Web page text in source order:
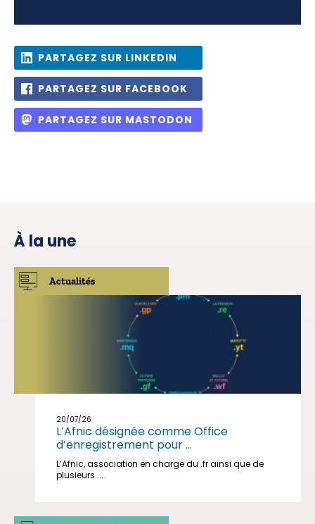
PARTAGEZ SUR LINKEDIN
PARTAGEZ SUR FACEBOOK
PARTAGEZ SUR MASTODON
À la une
Actualités
20/07/26
L’Afnic désignée comme Office
d’enregistrement pour ...
L’Afnic, association en charge du .fr ainsi que de
plusieurs ...